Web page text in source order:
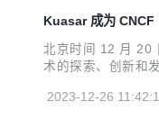
Kuasar 成为 CNCF
北京时间 12 月 20
术的探索、创新和发
2023-12-26